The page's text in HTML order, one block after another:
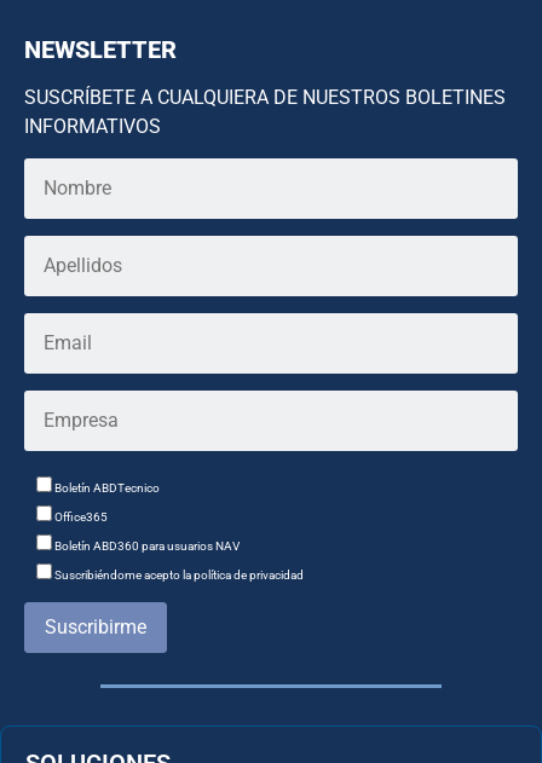
NEWSLETTER
SUSCRÍBETE A CUALQUIERA DE NUESTROS BOLETINES
INFORMATIVOS
Boletín ABDTecnico
Office365
Boletín ABD360 para usuarios NAV
Suscribiéndome acepto la política de privacidad
Suscribirme